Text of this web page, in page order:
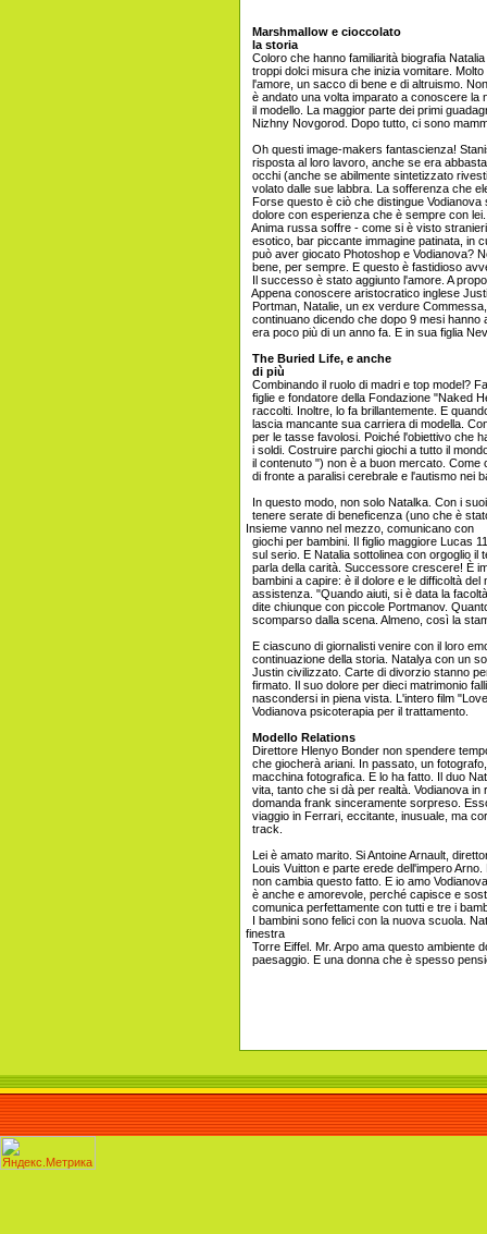
Marshmallow e cioccolato
la storia
Coloro che hanno familiarità biografia
troppi dolci misura che inizia vomitare. Molto
l'amore, un sacco di bene e di altruismo.
è andato una volta imparato a conoscere la
il modello. La maggior parte dei primi
Nizhny Novgorod. Dopo tutto, ci sono
Oh questi image-makers fantascienza!
risposta al loro lavoro, anche se era
occhi (anche se abilmente sintetizzato
volato dalle sue labbra. La sofferenza che
Forse questo è ciò che distingue Vodianova
dolore con esperienza che è sempre con
Anima russa soffre - come si è visto
esotico, bar piccante immagine patinata, in
può aver giocato Photoshop e Vodianova?
bene, per sempre. E questo è fastidioso
Il successo è stato aggiunto l'amore. A
Appena conoscere aristocratico inglese
Portman, Natalie, un ex verdure
continuano dicendo che dopo 9 mesi
era poco più di un anno fa. E in sua figlia
The Buried Life, e anche
di più
Combinando il ruolo di madri e top model?
figlie e fondatore della Fondazione "Naked
raccolti. Inoltre, lo fa brillantemente. E
lascia mancante sua carriera di modella.
per le tasse favolosi. Poiché l'obiettivo che
i soldi. Costruire parchi giochi a tutto il
il contenuto ") non è a buon mercato.
di fronte a paralisi cerebrale e l'autismo nei
In questo modo, non solo Natalka. Con i
tenere serate di beneficenza (uno che è
Insieme vanno nel mezzo, comunicano con
giochi per bambini. Il figlio maggiore Lucas
sul serio. E Natalia sottolinea con orgoglio
parla della carità. Successore crescere! È
bambini a capire: è il dolore e le difficoltà
assistenza. "Quando aiuti, si è data la
dite chiunque con piccole Portmanov.
scomparso dalla scena. Almeno, così la
E ciascuno di giornalisti venire con il loro
continuazione della storia. Natalya con un
Justin civilizzato. Carte di divorzio stanno
firmato. Il suo dolore per dieci matrimonio
nascondersi in piena vista. L'intero film
Vodianova psicoterapia per il trattamento.
Modello Relations
Direttore Hlenyo Bonder non spendere
che giocherà ariani. In passato, un
macchina fotografica. E lo ha fatto. Il duo
vita, tanto che si dà per realtà. Vodianova in
domanda frank sinceramente sorpreso.
viaggio in Ferrari, eccitante, inusuale, ma
track.
Lei è amato marito. Si Antoine Arnault,
Louis Vuitton e parte erede dell'impero
non cambia questo fatto. E io amo
è anche e amorevole, perché capisce e
comunica perfettamente con tutti e tre i
I bambini sono felici con la nuova scuola.
finestra
Torre Eiffel. Mr. Arpo ama questo ambiente
paesaggio. E una donna che è spesso